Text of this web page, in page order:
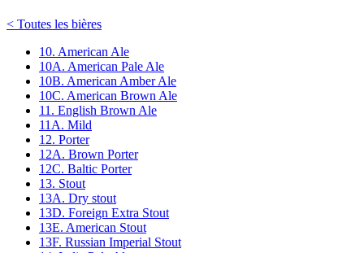
< Toutes les bières
10. American Ale
10A. American Pale Ale
10B. American Amber Ale
10C. American Brown Ale
11. English Brown Ale
11A. Mild
12. Porter
12A. Brown Porter
12C. Baltic Porter
13. Stout
13A. Dry stout
13D. Foreign Extra Stout
13E. American Stout
13F. Russian Imperial Stout